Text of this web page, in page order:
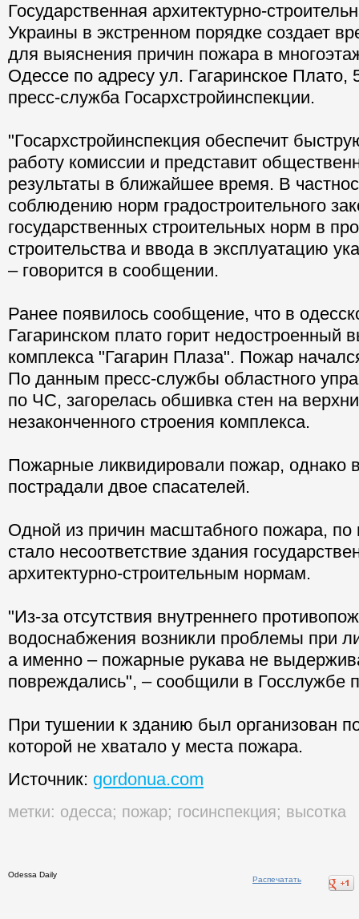
Государственная архитектурно-
Украины в экстренном порядке создает
для выяснения причин пожара в
Одессе по адресу ул. Гагаринское Плато,
пресс-служба Госархстройинспекции.
"Госархстройинспекция обеспечит
работу комиссии и представит
результаты в ближайшее время. В
соблюдению норм градостроительного
государственных строительных норм в
строительства и ввода в эксплуатацию
– говорится в сообщении.
Ранее появилось сообщение, что в
Гагаринском плато горит недостроенный
комплекса "Гагарин Плаза". Пожар
По данным пресс-службы областного
по ЧС, загорелась обшивка стен на
незаконченного строения комплекса.
Пожарные ликвидировали пожар, однако
пострадали двое спасателей.
Одной из причин масштабного пожара,
стало несоответствие здания
архитектурно-строительным нормам.
"Из-за отсутствия внутреннего
водоснабжения возникли проблемы при
а именно – пожарные рукава не
повреждались", – сообщили в Госслужбе
При тушении к зданию был организован
которой не хватало у места пожара.
Источник: gordonua.com
метки: одесса; пожар; госинспекция; высотка
Odessa Daily